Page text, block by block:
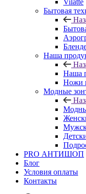
Vilatte
Бытовая
Наша
Наша
Ножи
Модные
PRO АНТИШОП
Блог
Условия оплаты
Контакты